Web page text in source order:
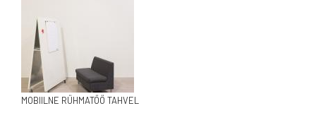
MOBIILNE RÜHMATÖÖ TAHVEL